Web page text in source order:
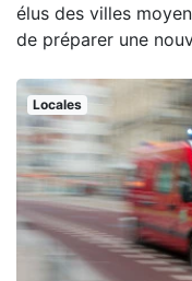
élus des villes
de préparer une
Locales